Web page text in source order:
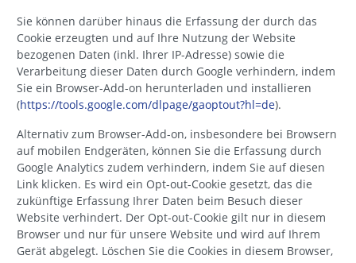
Sie können darüber hinaus die Erfassung der durch das
Cookie erzeugten und auf Ihre Nutzung der Website
bezogenen Daten (inkl. Ihrer IP-Adresse) sowie die
Verarbeitung dieser Daten durch Google verhindern, indem
Sie ein Browser-Add-on herunterladen und installieren
(https://tools.google.com/dlpage/gaoptout?hl=de).
Alternativ zum Browser-Add-on, insbesondere bei Browsern
auf mobilen Endgeräten, können Sie die Erfassung durch
Google Analytics zudem verhindern, indem Sie auf diesen
Link klicken. Es wird ein Opt-out-Cookie gesetzt, das die
zukünftige Erfassung Ihrer Daten beim Besuch dieser
Website verhindert. Der Opt-out-Cookie gilt nur in diesem
Browser und nur für unsere Website und wird auf Ihrem
Gerät abgelegt. Löschen Sie die Cookies in diesem Browser,